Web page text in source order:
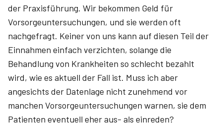
der Praxisführung. Wir bekommen Geld für
Vorsorgeuntersuchungen, und sie werden oft
nachgefragt. Keiner von uns kann auf diesen Teil der
Einnahmen einfach verzichten, solange die
Behandlung von Krankheiten so schlecht bezahlt
wird, wie es aktuell der Fall ist. Muss ich aber
angesichts der Datenlage nicht zunehmend vor
manchen Vorsorgeuntersuchungen warnen, sie dem
Patienten eventuell eher aus- als einreden?